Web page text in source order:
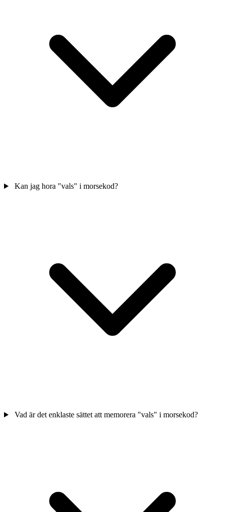
Kan jag hora "vals" i morsekod?
Vad är det enklaste sättet att memorera "vals" i morsekod?